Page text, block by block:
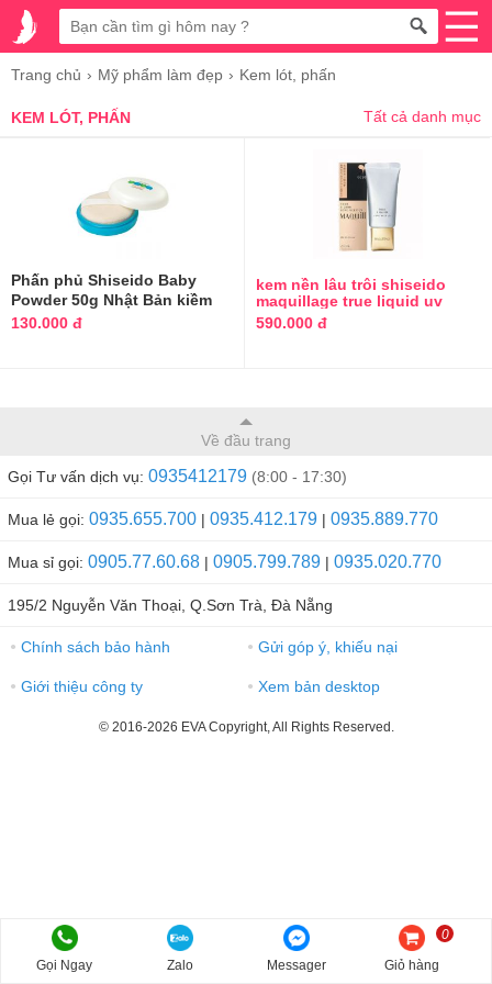
Trang chủ Mỹ phẩm làm đẹp Kem lót, phấn
KEM LÓT, PHẤN Tất cả danh mục
Phấn phủ Shiseido Baby
Powder 50g Nhật Bản kiềm
dầu
130.000 đ
kem nền lâu trôi shiseido
maquillage true liquid uv
Nhật
590.000 đ
Về đầu trang
Gọi Tư vấn dịch vụ: 0935412179 (8:00 - 17:30)
Mua lẻ gọi: 0935.655.700 | 0935.412.179 | 0935.889.770
Mua sỉ gọi: 0905.77.60.68 | 0905.799.789 | 0935.020.770
195/2 Nguyễn Văn Thoại, Q.Sơn Trà, Đà Nẵng
● Chính sách bảo hành ● Gửi góp ý, khiếu nại
● Giới thiệu công ty ● Xem bản desktop
© 2016-2026 EVA Copyright, All Rights Reserved.
Gọi Ngay Zalo Messager Giỏ hàng
0